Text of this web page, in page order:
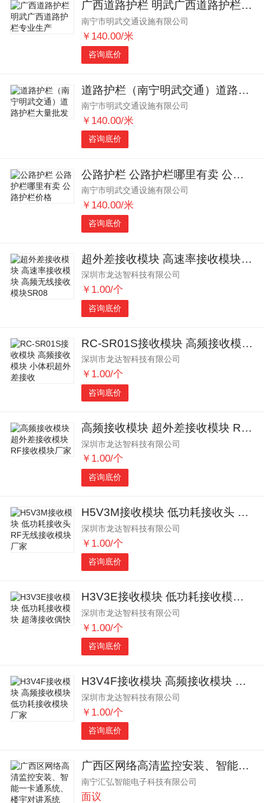
广西道路护栏 明武广西道路护栏专业生产
南宁市明武交通设施有限公司
￥140.00/米
咨询底价
道路护栏（南宁明武交通）道路护栏大量批发
南宁市明武交通设施有限公司
￥140.00/米
咨询底价
公路护栏 公路护栏哪里有卖 公路护栏价格
南宁市明武交通设施有限公司
￥140.00/米
咨询底价
超外差接收模块 高速率接收模块 高频无线接收模块SR08
深圳市龙达智科技有限公司
￥1.00/个
咨询底价
RC-SR01S接收模块 高频接收模块 小体积超外差接收
深圳市龙达智科技有限公司
￥1.00/个
咨询底价
高频接收模块 超外差接收模块 RF接收模块厂家
深圳市龙达智科技有限公司
￥1.00/个
咨询底价
H5V3M接收模块 低功耗接收头 RF无线接收模块厂家
深圳市龙达智科技有限公司
￥1.00/个
咨询底价
H3V3E接收模块 低功耗接收模块 超薄接收偶快
深圳市龙达智科技有限公司
￥1.00/个
咨询底价
H3V4F接收模块 高频接收模块 低功耗接收模块厂家
深圳市龙达智科技有限公司
￥1.00/个
咨询底价
广西区网络高清监控安装、智能一卡通系统、楼宇对讲系统
南宁汇弘智能电子科技有限公司
面议